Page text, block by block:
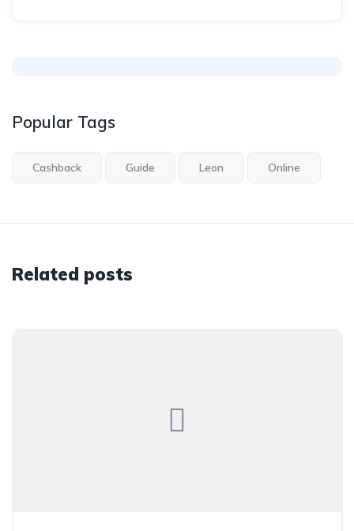
Popular Tags
Cashback Guide Leon Online
Related posts